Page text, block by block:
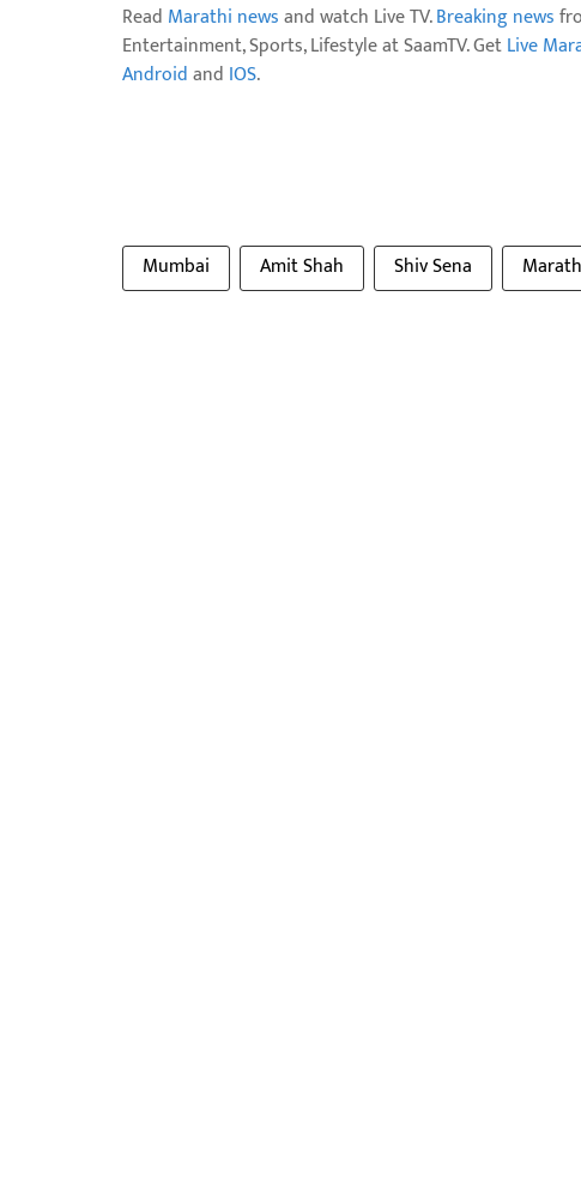
Read Marathi newsand watch Live TV.Breaking news
Entertainment, Sports, Lifestyle at SaamTV. GetLive
Androidand IOS.
Mumbai Amit Shah Shiv Sena